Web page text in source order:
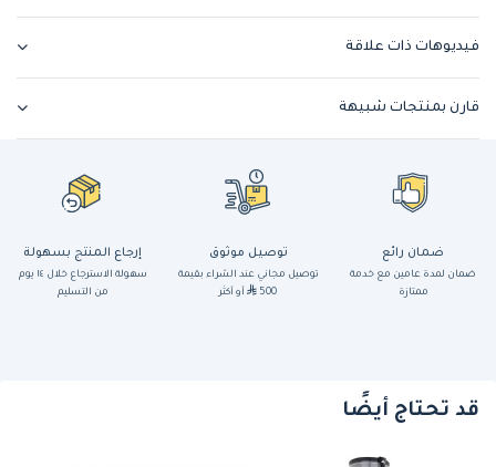
فيديوهات ذات علاقة
قارن بمنتجات شبيهة
ضمان رائع
ضمان لمدة عامين مع خدمة
ممتازة
توصيل موثوق
توصيل مجاني عند الشراء بقيمة
500
أو أكثر
إرجاع المنتج بسهولة
سهولة الاسترجاع خلال ١٤ يوم
من التسليم
قد تحتاج أيضًا